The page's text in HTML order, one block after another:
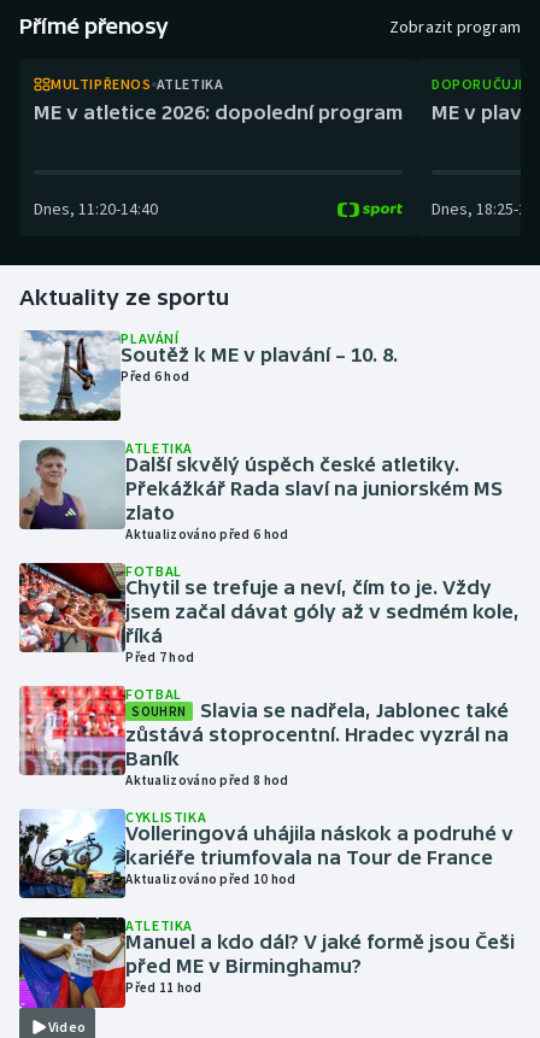
Box
Curling
Golf
Gymnastika
Házená
Jezdectví
Judo
Krasobruslení
Lezení
Lyže a snowboard
Moderní pětiboj
Motorsport
Olympijské hry
Parasport
Plavání
Přímé přenosy Zobrazit program
MULTIPŘENOS ATLETIKA
ME v atletice 2026: dopolední program
Dnes, 11:20-14:40
ME v
Dnes, 18:25-
Aktuality ze sportu
PLAVÁNÍ
Soutěž k ME v plavání – 10. 8.
Před 6 hod
ATLETIKA
Další skvělý úspěch české atletiky.
Překážkář Rada slaví na juniorském MS
zlato
Aktualizováno před 6 hod
FOTBAL
Chytil se trefuje a neví, čím to je. Vždy
jsem začal dávat góly až v sedmém kole,
říká
Před 7 hod
FOTBAL
SOUHRN
Slavia se nadřela, Jablonec také
zůstává stoprocentní. Hradec vyzrál na
Baník
Aktualizováno před 8 hod
CYKLISTIKA
Volleringová uhájila náskok a podruhé v
kariéře triumfovala na Tour de France
Aktualizováno před 10 hod
Video
ATLETIKA
Manuel a kdo dál? V jaké formě jsou Češi
před ME v Birminghamu?
Před 11 hod